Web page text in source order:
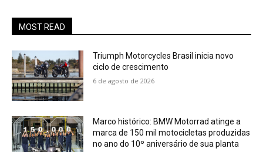
MOST READ
Triumph Motorcycles Brasil inicia novo
ciclo de crescimento
6 de agosto de 2026
Marco histórico: BMW Motorrad atinge a
marca de 150 mil motocicletas produzidas
no ano do 10º aniversário de sua planta